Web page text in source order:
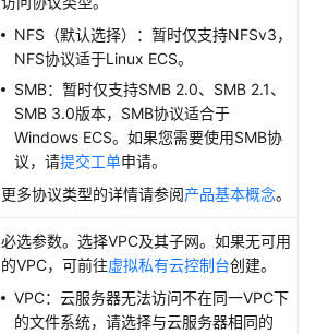
NFS（默认选择）：暂时仅支持NFSv3，
NFS协议适于Linux ECS。
SMB：暂时仅支持SMB 2.0、SMB 2.1、
SMB 3.0版本，SMB协议适合于
Windows ECS。如果您需要使用SMB协
议，请提交工单申请。
更多协议类型的详情请参阅产品基本概念。
必选参数。选择VPC及其子网。如果无可用
的VPC，可前往虚拟私有云控制台创建。
VPC：云服务器无法访问不在同一VPC下
的文件系统，请选择与云服务器相同的